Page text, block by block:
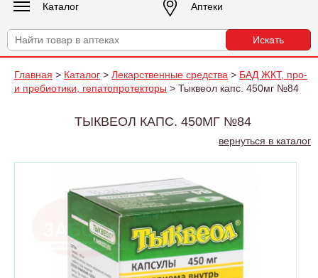
Каталог Аптеки
Главная > Каталог > Лекарственные средства > БАД ЖКТ, про-
и пребиотики, гепатопротекторы > Тыквеол капс. 450мг №84
ТЫКВЕОЛ КАПС. 450МГ №84
вернуться в каталог